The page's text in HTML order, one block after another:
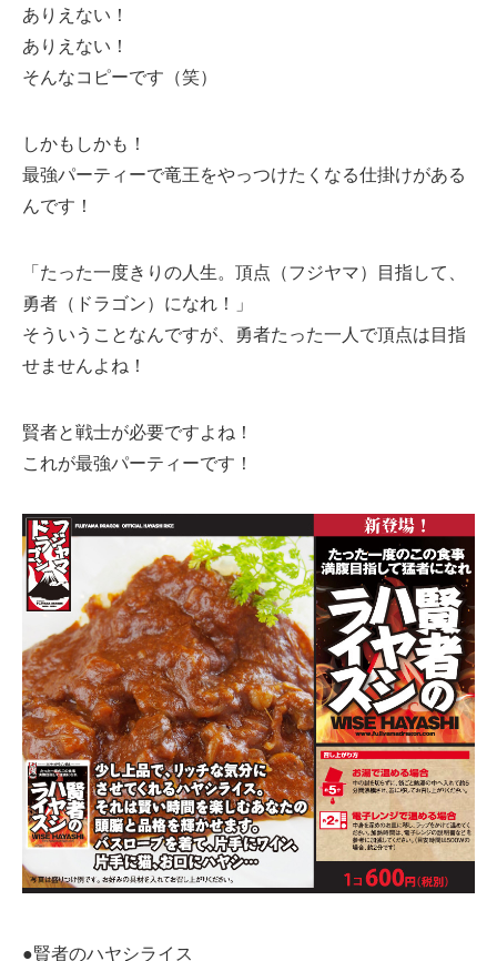
ありえない！
ありえない！
そんなコピーです（笑）
しかもしかも！
最強パーティーで竜王をやっつけたくなる仕掛けがある
んです！
「たった一度きりの人生。頂点（フジヤマ）目指して、
勇者（ドラゴン）になれ！」
そういうことなんですが、勇者たった一人で頂点は目指
せませんよね！
賢者と戦士が必要ですよね！
これが最強パーティーです！
●賢者のハヤシライス